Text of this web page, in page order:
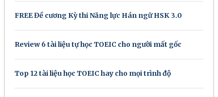
FREE Đề cương Kỳ thi Năng lực Hán ngữ HSK 3.0
Review 6 tài liệu tự học TOEIC cho người mất gốc
Top 12 tài liệu học TOEIC hay cho mọi trình độ